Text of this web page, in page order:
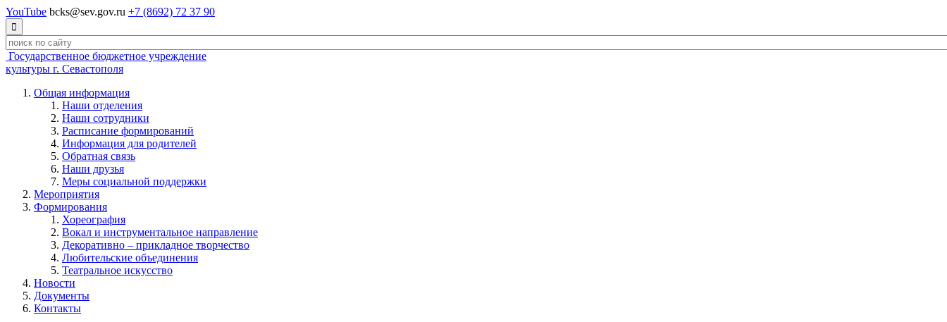
YouTube bcks@sev.gov.ru +7 (8692) 72 37 90

Государственное бюджетное учреждение
культуры г. Севастополя
Общая информация
Наши отделения
Наши сотрудники
Расписание формирований
Информация для родителей
Обратная связь
Наши друзья
Меры социальной поддержки
Мероприятия
Формирования
Хореография
Вокал и инструментальное направление
Декоративно – прикладное творчество
Любительские объединения
Театральное искусство
Новости
Документы
Контакты